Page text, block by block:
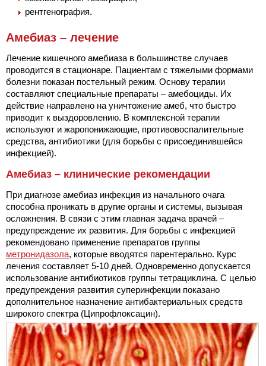
рентгенография.
Амебиаз – лечение
Лечение кишечного амебиаза в большинстве случаев
проводится в стационаре. Пациентам с тяжелыми формами
болезни показан постельный режим. Основу терапии
составляют специальные препараты – амебоциды. Их
действие направлено на уничтожение амеб, что быстро
приводит к выздоровлению. В комплексной терапии
используют и жаропонижающие, противовоспалительные
средства, антибиотики (для борьбы с присоединившейся
инфекцией).
Амебиаз – клинические рекомендации
При диагнозе амебиаз инфекция из начального очага
способна проникать в другие органы и системы, вызывая
осложнения. В связи с этим главная задача врачей –
предупреждение их развития. Для борьбы с инфекцией
рекомендовано применение препаратов группы
метронидазола, которые вводятся парентерально. Курс
лечения составляет 5-10 дней. Одновременно допускается
использование антибиотиков группы тетрациклина. С целью
предупреждения развития суперинфекции показано
дополнительное назначение антибактериальных средств
широкого спектра (Ципрофлоксацин).